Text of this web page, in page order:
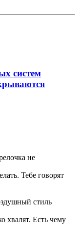
систем
не
Тебе говорят
стиль
хвалят. Есть чему